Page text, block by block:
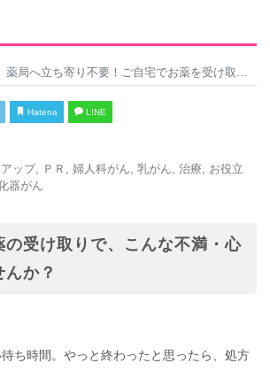
り不要！ご自宅でお薬を受け取れる「処方せん薬 宅配サービス とどくすり」のご紹介
Hatena LINE
ップ, ＰＲ , 婦人科がん, 乳がん, 治療, お役立
器がん
の受け取りで、こんな不満・心
か？
待ち時間。やっと終わったと思ったら、処方